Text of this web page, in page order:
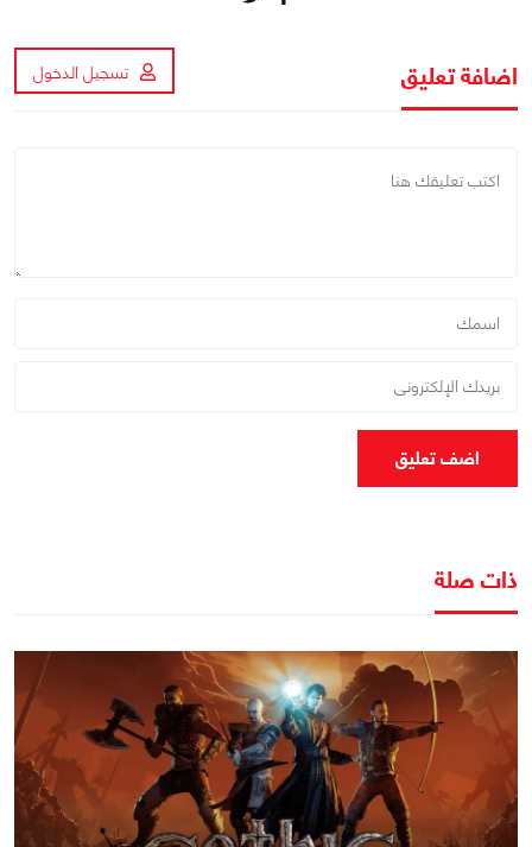
اضافة تعليق تسجيل الدخول
اضف تعليق
ذات صلة